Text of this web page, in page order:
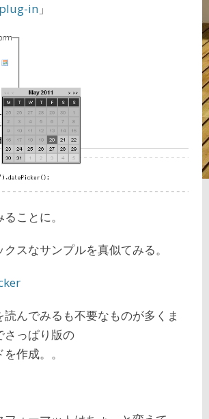
in 」
ことに。
スなサンプルを真似てみる。
読んでみるも不要なものが多くま
さっぱり版の
作成。。